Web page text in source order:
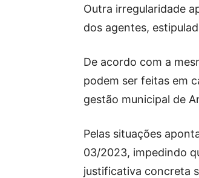
Outra irregularidade
dos agentes,
De acordo com a
podem ser feitas em
gestão municipal de
Pelas situações
03/2023, impedindo
justificativa concreta